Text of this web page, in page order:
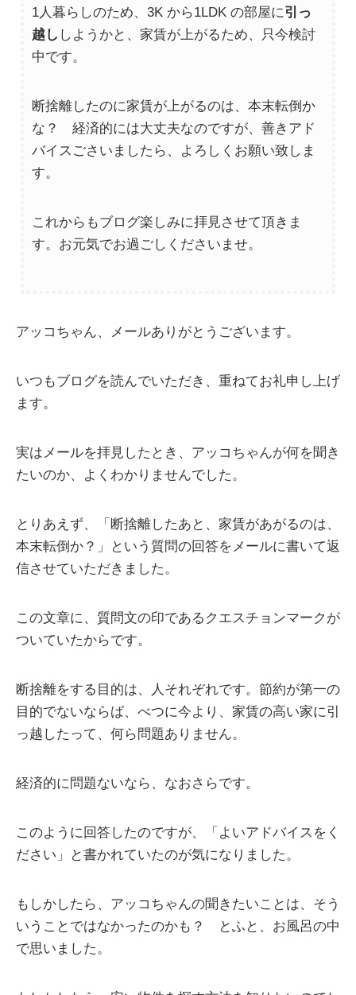
1人暮らしのため、3K から1LDK の部屋に引っ
越し しようかと、家賃が上がるため、只今検討
中です。
断捨離したのに家賃が上がるのは、本末転倒か
な？ 経済的には大丈夫なのですが、善きアド
バイスごさいましたら、よろしくお願い致しま
す。
これからもブログ楽しみに拝見させて頂きま
す。お元気でお過ごしくださいませ。
アッコちゃん、メールありがとうございます。
いつもブログを読んでいただき、重ねてお礼申し上げ
ます。
実はメールを拝見したとき、アッコちゃんが何を聞き
たいのか、よくわかりませんでした。
とりあえず、「断捨離したあと、家賃があがるのは、
本末転倒か？」という質問の回答をメールに書いて返
信させていただきました。
この文章に、質問文の印であるクエスチョンマークが
ついていたからです。
断捨離をする目的は、人それぞれです。節約が第一の
目的でないならば、べつに今より、家賃の高い家に引
っ越したって、何ら問題ありません。
経済的に問題ないなら、なおさらです。
このように回答したのですが、「よいアドバイスをく
ださい」と書かれていたのが気になりました。
もしかしたら、アッコちゃんの聞きたいことは、そう
いうことではなかったのかも？ とふと、お風呂の中
で思いました。